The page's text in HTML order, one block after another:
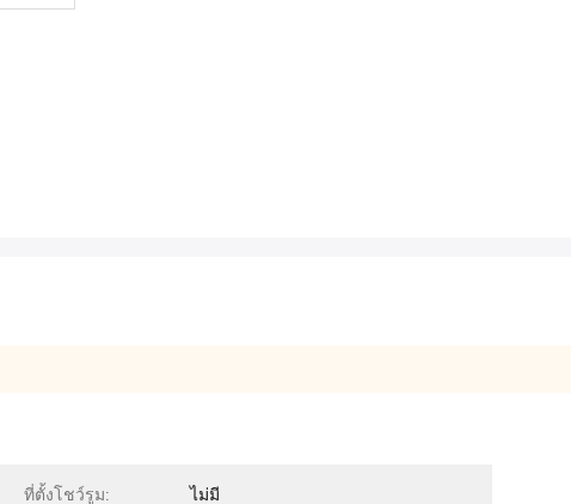
ที่ตั้งโชว์รูม: ไม่มี